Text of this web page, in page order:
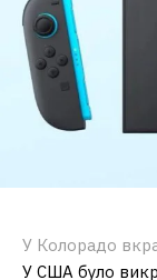
У Колорадо
У США було